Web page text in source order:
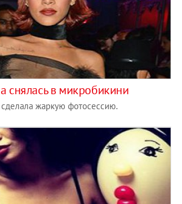
снялась в микробикини
жаркую фотосессию.